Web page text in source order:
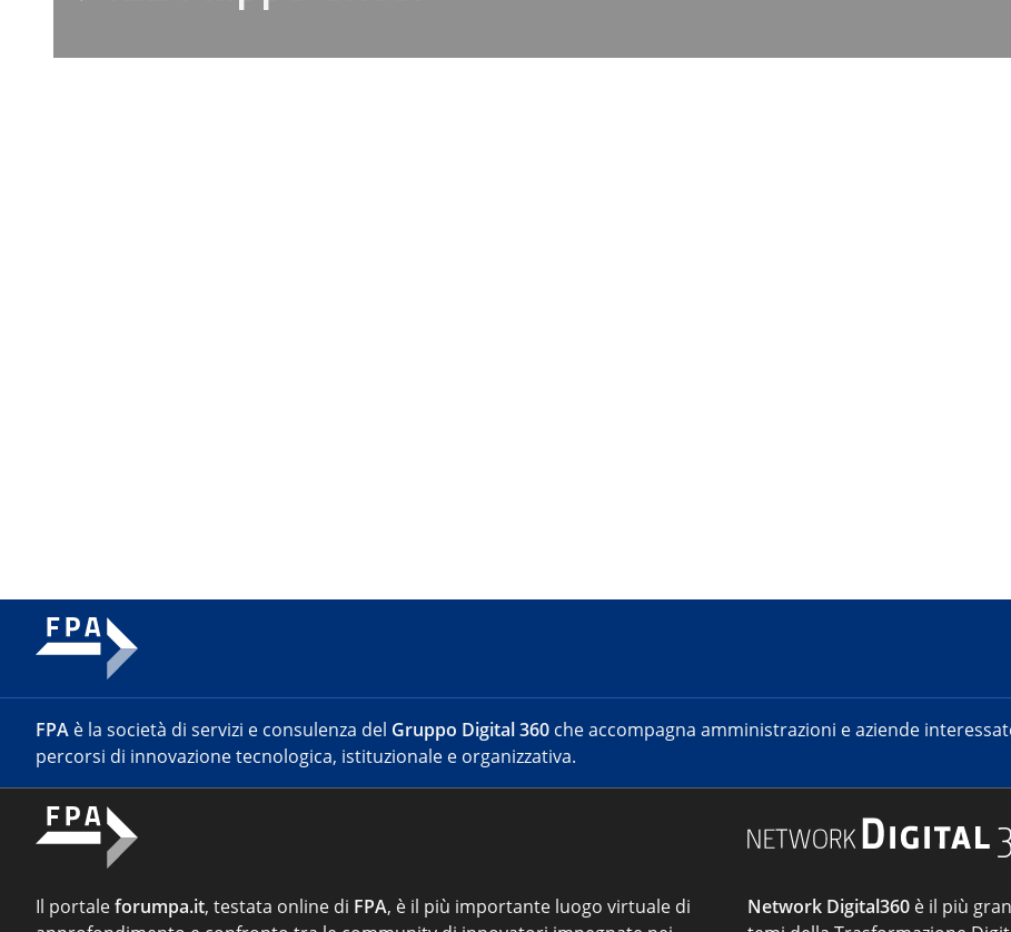
FPA è la società di servizi e consulenza del Gruppo Digital 360 che accompagna amministrazioni e aziende
percorsi di innovazione tecnologica, istituzionale e organizzativa.
Il portaleforumpa.it, testata online di FPA, è il più importante luogo virtuale di
Network Digital360 è il più